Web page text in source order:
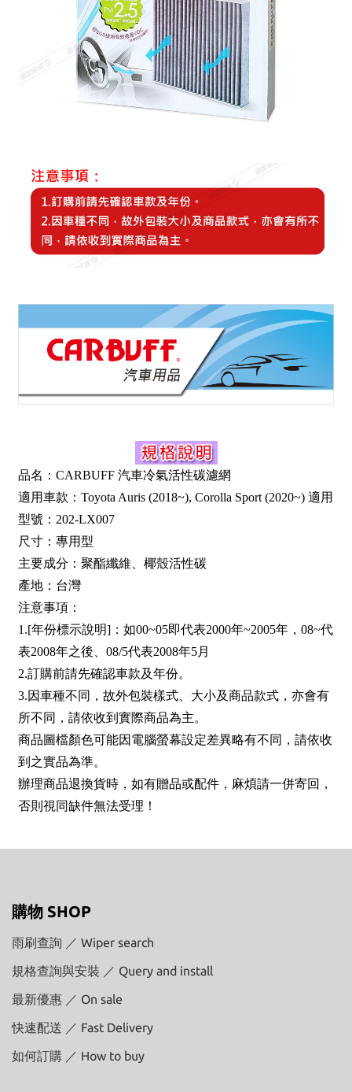
品名：CARBUFF 汽車冷氣活性碳濾網
適用車款：Toyota Auris (2018~), Corolla Sport (2020~) 適用
型號：202-LX007
尺寸：專用型
主要成分：聚酯纖維、椰殼活性碳
產地：台灣
注意事項：
1.[年份標示說明]：如00~05即代表2000年~2005年，08~代
表2008年之後、08/5代表2008年5月
2.訂購前請先確認車款及年份。
3.因車種不同，故外包裝樣式、大小及商品款式，亦會有
所不同，請依收到實際商品為主。
商品圖檔顏色可能因電腦螢幕設定差異略有不同，請依收
到之實品為準。
辦理商品退換貨時，如有贈品或配件，麻煩請一併寄回，
否則視同缺件無法受理！
購物 SHOP
雨刷查詢 ／ Wiper search
規格查詢與安裝 ／ Query and install
最新優惠 ／ On sale
快速配送 ／ Fast Delivery
如何訂購 ／ How to buy